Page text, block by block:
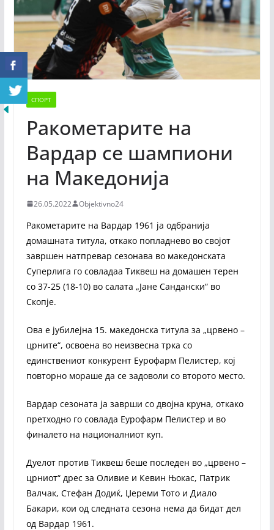
СПОРТ
Ракометарите на
Вардар се шампиони
на Македонија
26.05.2022 Objektivno24
Ракометарите на Вардар 1961 ја одбранија
домашната титула, откако попладнево во својот
завршен натпревар сезонава во македонската
Суперлига го совладаа Тиквеш на домашен терен
со 37-25 (18-10) во салата „Јане Сандански“ во
Скопје.
Ова е јубилејна 15. македонска титула за „црвено –
црните“, освоена во неизвесна трка со
единствениот конкурент Еурофарм Пелистер, кој
повторно мораше да се задоволи со второто место.
Вардар сезоната ја заврши со двојна круна, откако
претходно го совлада Еурофарм Пелистер и во
финалето на националниот куп.
Дуелот против Тиквеш беше последен во „црвено –
црниот“ дрес за Оливие и Кевин Њокас, Патрик
Валчак, Стефан Додиќ, Џереми Тото и Диало
Бакари, кои од следната сезона нема да бидат дел
од Вардар 1961.